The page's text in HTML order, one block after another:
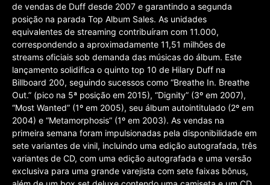
de vendas de Duff desde 2007 e garantindo a segunda
posição na parada Top Album Sales. As unidades
equivalentes de streaming contribuíram com 11.000,
correspondendo a aproximadamente 11,51 milhões de
streams oficiais sob demanda das músicas do álbum. Este
lançamento solidifica o quinto top 10 de Hilary Duff na
Billboard 200, seguindo sucessos como “Breathe In. Breathe
Out.” (pico na 5ª posição em 2015), “Dignity” (3º em 2007),
“Most Wanted” (1º em 2005), seu álbum autointitulado (2º em
2004) e “Metamorphosis” (1º em 2003). As vendas na
primeira semana foram impulsionadas pela disponibilidade em
sete variantes de vinil, incluindo uma edição autografada, três
variantes de CD, com uma edição autografada e uma versão
exclusiva para uma grande varejista com sete faixas bônus,